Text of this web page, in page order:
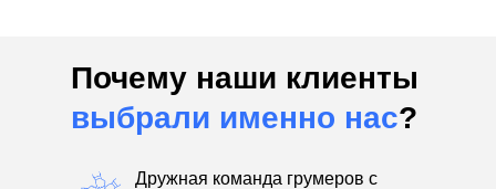
Почему наши клиенты
выбрали именно нас?
Дружная команда грумеров с